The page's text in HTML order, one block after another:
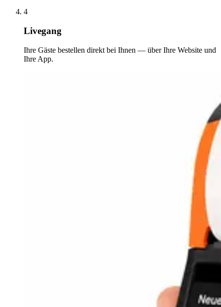
4
Livegang
Ihre Gäste bestellen direkt bei Ihnen — über Ihre Website und
Ihre App.